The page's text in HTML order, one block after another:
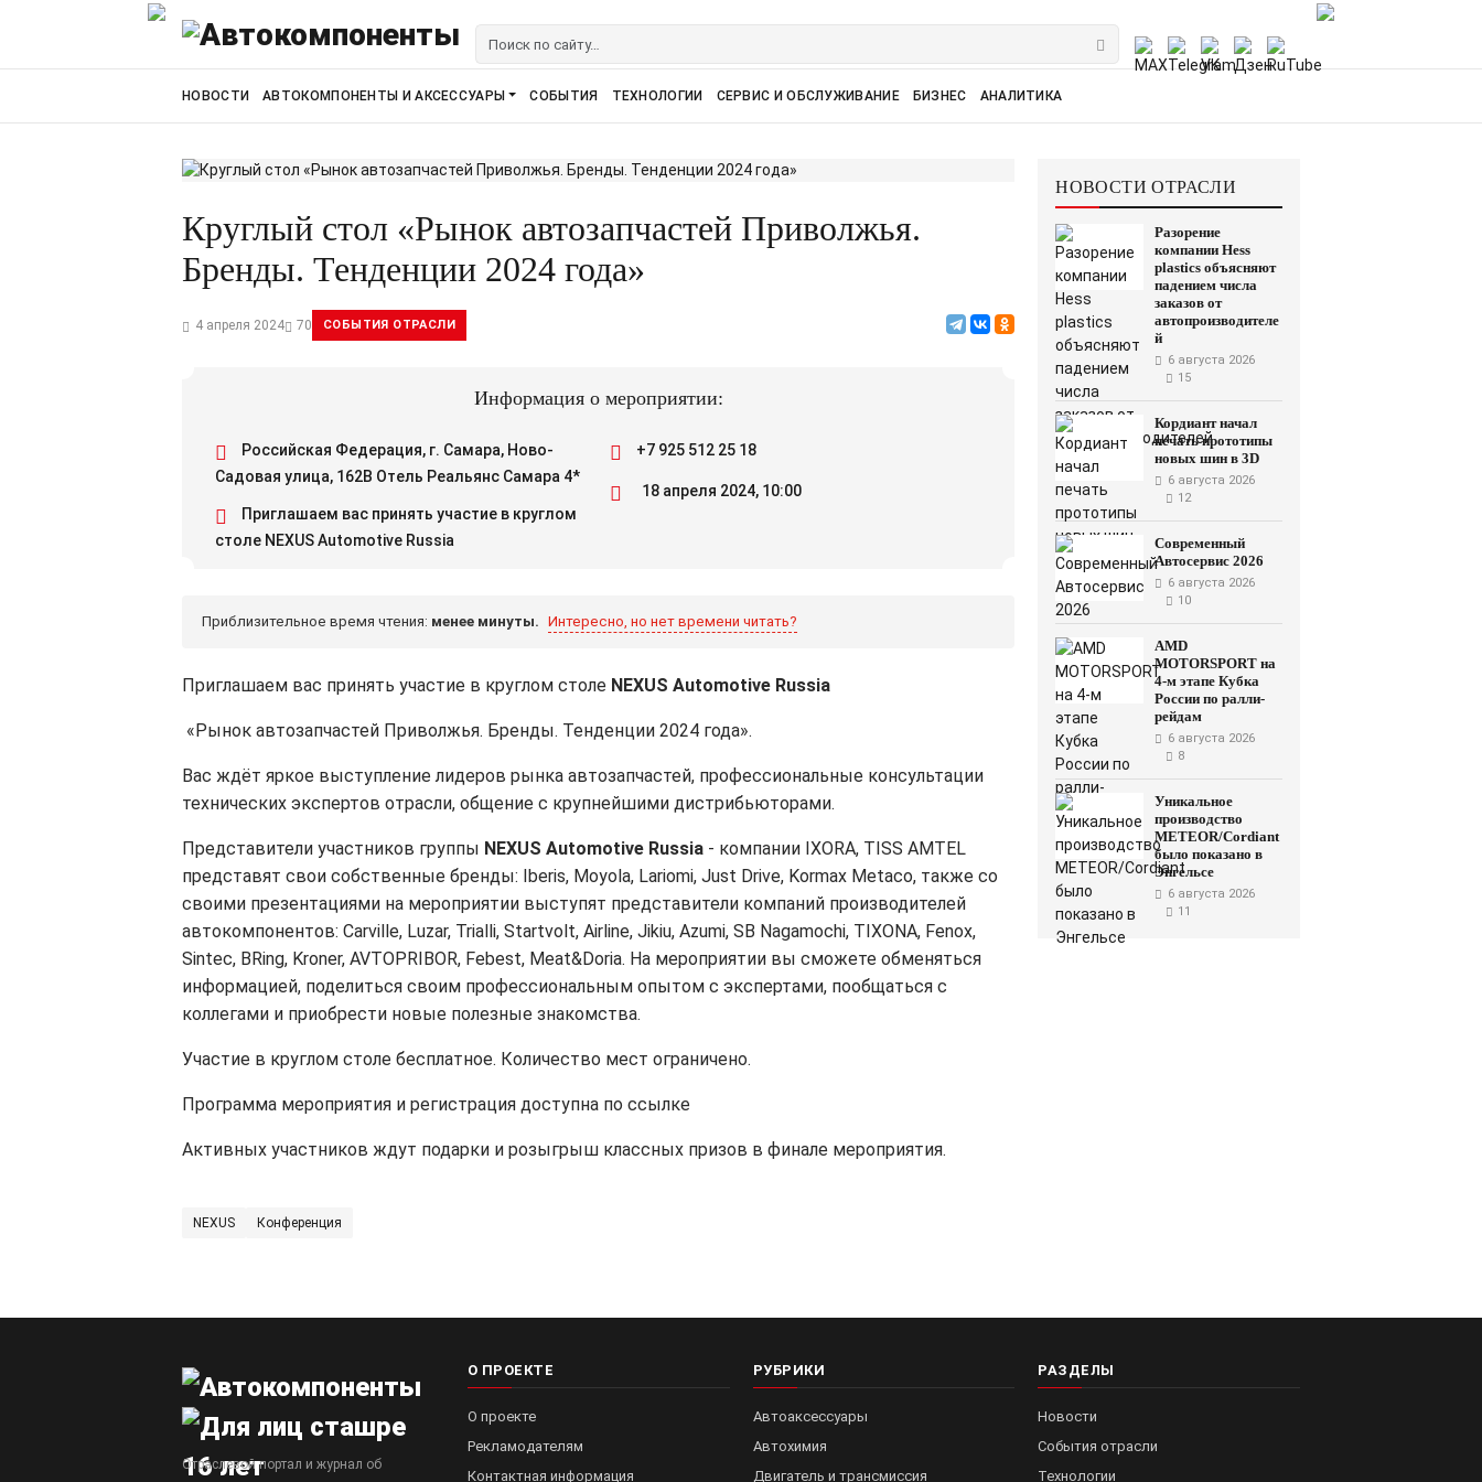
НОВОСТИ АВТОКОМПОНЕНТЫ И АКСЕССУАРЫ СОБЫТИЯ ТЕХНОЛОГИИ СЕРВИС И ОБСЛУЖИВАНИЕ БИЗНЕС АНАЛИТИКА
Круглый стол «Рынок автозапчастей Приволжья.
Бренды. Тенденции 2024 года»
4 апреля 2024 70 СОБЫТИЯ ОТРАСЛИ
Информация о мероприятии:
Российская Федерация, г. Самара, Ново-
Садовая улица, 162В Отель Реальянс Самара 4*
Приглашаем вас принять участие в круглом
столе NEXUS Automotive Russia
+7 925 512 25 18
18 апреля 2024, 10:00
Приблизительное время чтения: менее минуты. Интересно, но нет времени читать?
Приглашаем вас принять участие в круглом столе NEXUS Automotive Russia
«Рынок автозапчастей Приволжья. Бренды. Тенденции 2024 года».
Вас ждёт яркое выступление лидеров рынка автозапчастей, профессиональные консультации
технических экспертов отрасли, общение с крупнейшими дистрибьюторами.
Представители участников группы NEXUS Automotive Russia - компании IXORA, TISS AMTEL
представят свои собственные бренды: Iberis, Moyola, Lariomi, Just Drive, Kormaх Metaco, также со
своими презентациями на мероприятии выступят представители компаний производителей
автокомпонентов: Carville, Luzar, Trialli, Startvolt, Airline, Jikiu, Azumi, SB Nagamochi, TIXONA, Fenox,
Sintec, BRing, Kroner, AVTOPRIBOR, Febest, Meat&Doria. На мероприятии вы сможете обменяться
информацией, поделиться своим профессиональным опытом с экспертами, пообщаться с
коллегами и приобрести новые полезные знакомства.
Участие в круглом столе бесплатное. Количество мест ограничено.
Программа мероприятия и регистрация доступна по ссылке
Активных участников ждут подарки и розыгрыш классных призов в финале мероприятия.
NEXUS Конференция
НОВОСТИ ОТРАСЛИ
Разорение
компании Hess
plastics объясняют
падением числа
заказов от
автопроизводителе
й
6 августа 2026
15
Кордиант начал
печать прототипы
новых шин в 3D
6 августа 2026
12
Современный
Автосервис 2026
6 августа 2026
10
AMD
MOTORSPORT на
4-м этапе Кубка
России по ралли-
рейдам
6 августа 2026
8
Уникальное
производство
METEOR/Cordiant
было показано в
Энгельсе
6 августа 2026
11
Отраслевой портал и журнал об
О ПРОЕКТЕ
О проекте
Рекламодателям
Контактная информация
РУБРИКИ
Автоаксессуары
Автохимия
Двигатель и трансмиссия
РАЗДЕЛЫ
Новости
События отрасли
Технологии